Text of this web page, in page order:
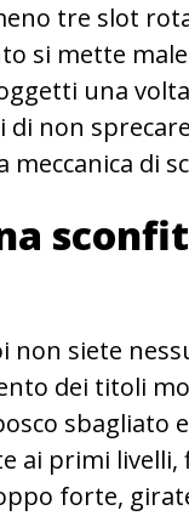
tre slot
si mette
una
non
di
non siete
dei titoli
sbagliato
ai primi
forte,